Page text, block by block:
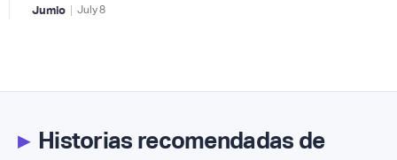
Jumio | July8
▸Historias recomendadas de